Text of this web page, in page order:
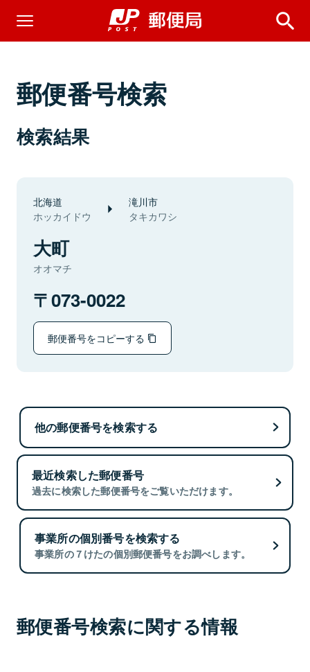
郵便番号検索
検索結果
北海道
ホッカイドウ
滝川市
タキカワシ
大町
オオマチ
073-0022
郵便番号をコピーする
他の郵便番号を検索する
最近検索した郵便番号
過去に検索した郵便番号をご覧いただけます。
事業所の個別番号を検索する
事業所の７けたの個別郵便番号をお調べします。
郵便番号検索に関する情報